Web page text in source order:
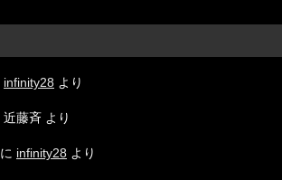
infinity28 より
近藤斉 より
に infinity28 より